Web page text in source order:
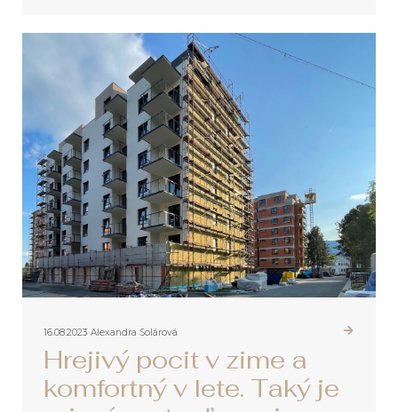
16.08.2023 Alexandra Solárová
Hrejivý pocit v zime a
komfortný v lete. Taký je